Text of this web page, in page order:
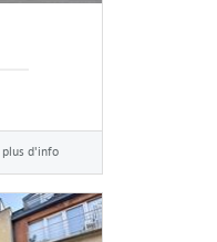
plus d'info